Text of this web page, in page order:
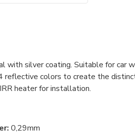
with silver coating. Suitable for car
reflective colors to create the
heater for installation.
0,29mm